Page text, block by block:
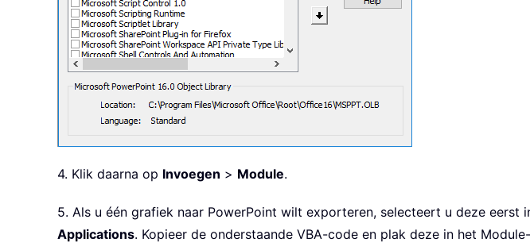
4. Klik daarna op Invoegen > Module.
5. Als u één grafiek naar PowerPoint wilt exporteren, selecteert u deze
Applications. Kopieer de onderstaande VBA-code en plak deze in het